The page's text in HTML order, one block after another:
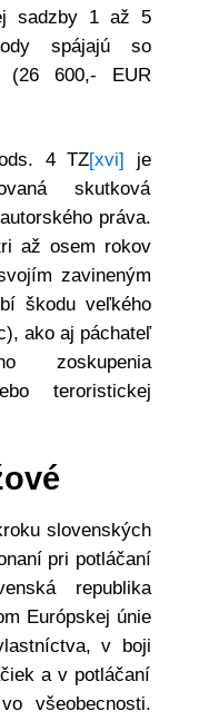
sadzby 1 až 5
spájajú so
(26 600,- EUR
4 TZ[xvi] je
skutková
práva.
až osem rokov
zavineným
škodu veľkého
ako aj páchateľ
zoskupenia
teroristickej
slovenských
pri potláčaní
republika
Európskej únie
v boji
a v potláčaní
všeobecnosti.